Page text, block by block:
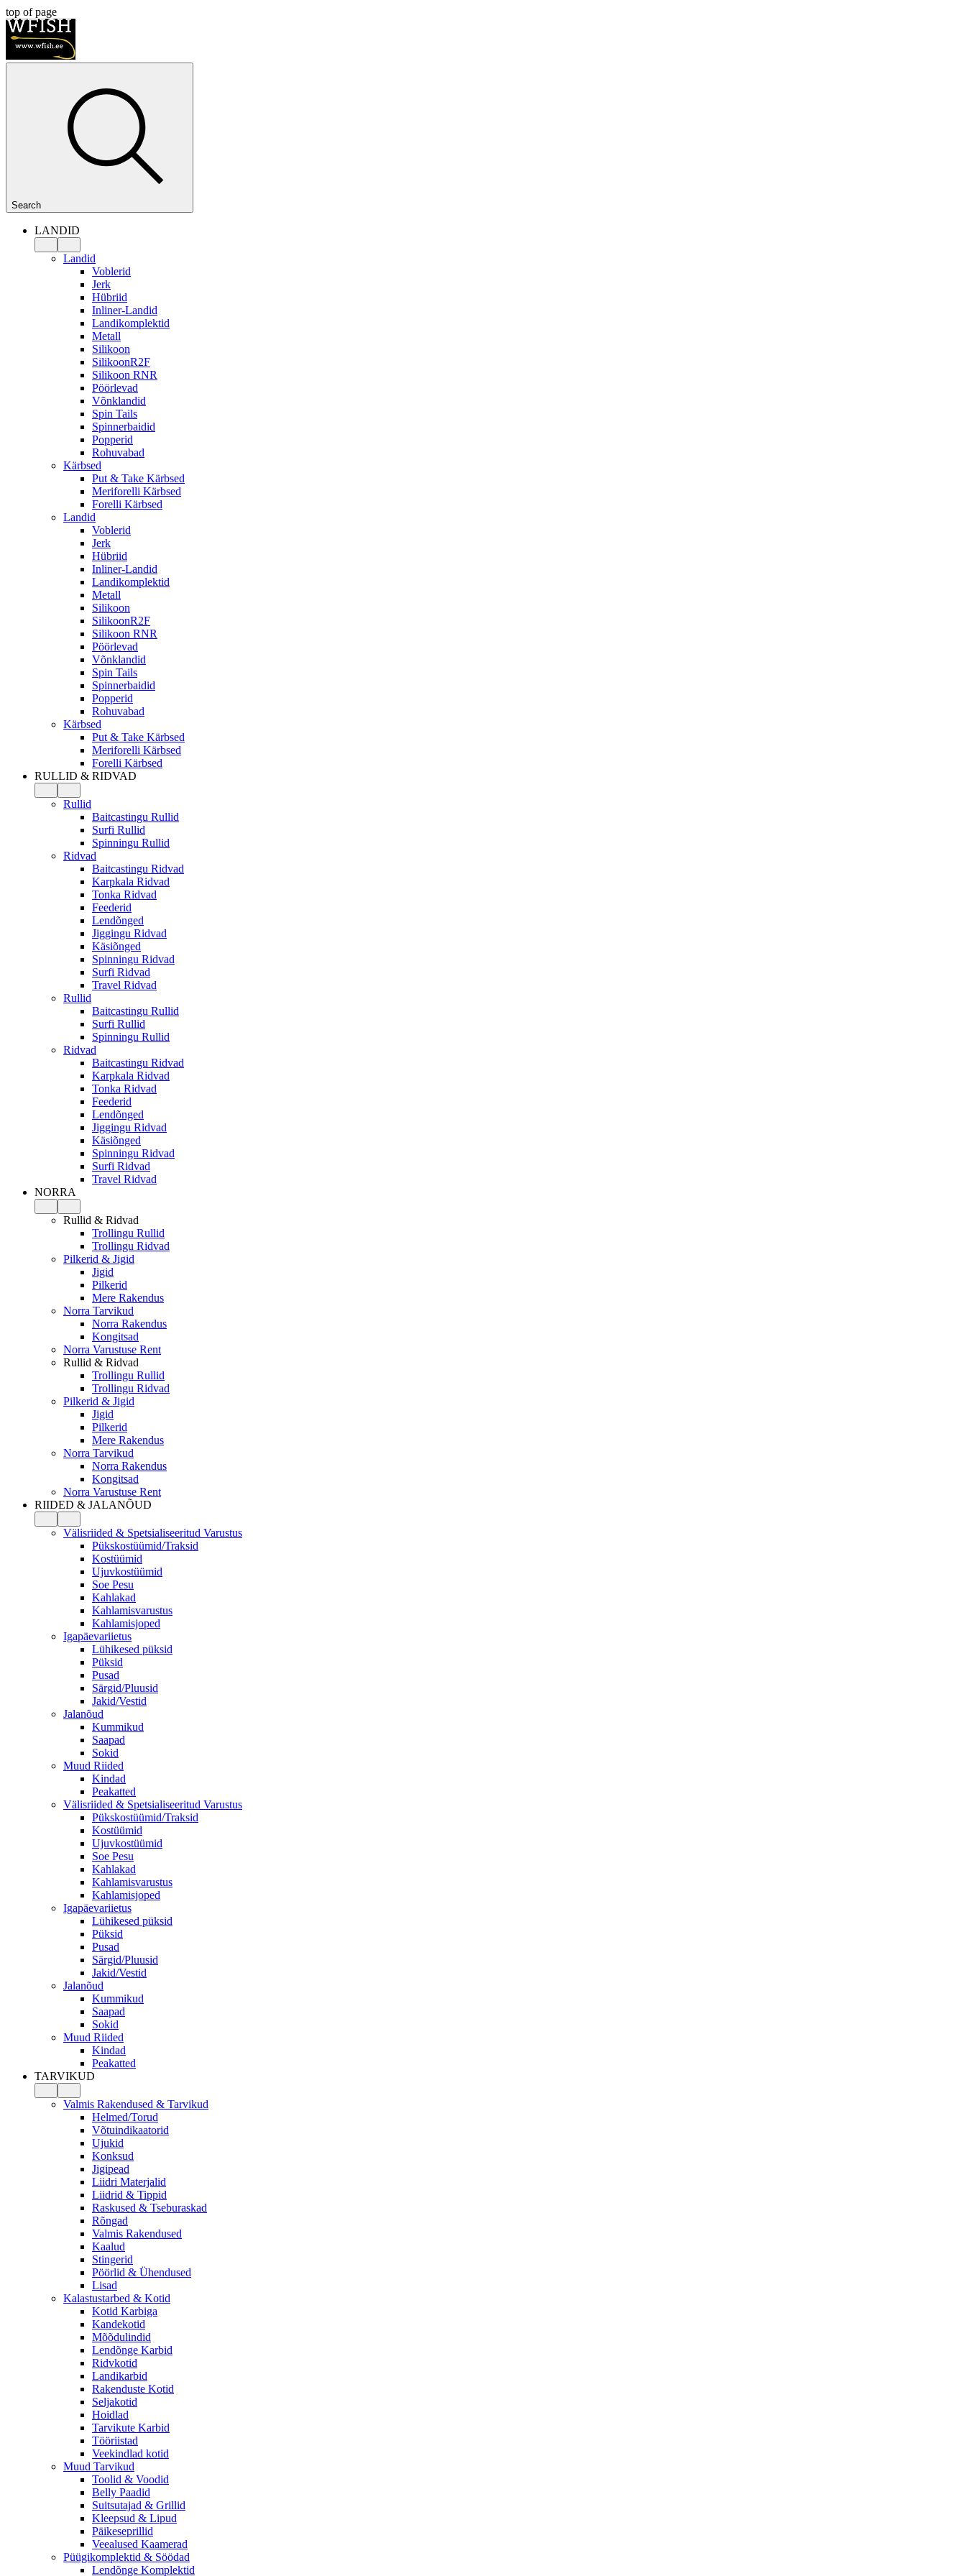
top of page
Search
LANDID
Landid
Voblerid
Jerk
Hübriid
Inliner-Landid
Landikomplektid
Metall
Silikoon
SilikoonR2F
Silikoon RNR
Pöörlevad
Võnklandid
Spin Tails
Spinnerbaidid
Popperid
Rohuvabad
Kärbsed
Put & Take Kärbsed
Meriforelli Kärbsed
Forelli Kärbsed
Landid
Voblerid
Jerk
Hübriid
Inliner-Landid
Landikomplektid
Metall
Silikoon
SilikoonR2F
Silikoon RNR
Pöörlevad
Võnklandid
Spin Tails
Spinnerbaidid
Popperid
Rohuvabad
Kärbsed
Put & Take Kärbsed
Meriforelli Kärbsed
Forelli Kärbsed
RULLID & RIDVAD
Rullid
Baitcastingu Rullid
Surfi Rullid
Spinningu Rullid
Ridvad
Baitcastingu Ridvad
Karpkala Ridvad
Tonka Ridvad
Feederid
Lendõnged
Jiggingu Ridvad
Käsiõnged
Spinningu Ridvad
Surfi Ridvad
Travel Ridvad
Rullid
Baitcastingu Rullid
Surfi Rullid
Spinningu Rullid
Ridvad
Baitcastingu Ridvad
Karpkala Ridvad
Tonka Ridvad
Feederid
Lendõnged
Jiggingu Ridvad
Käsiõnged
Spinningu Ridvad
Surfi Ridvad
Travel Ridvad
NORRA
Rullid & Ridvad
Trollingu Rullid
Trollingu Ridvad
Pilkerid & Jigid
Jigid
Pilkerid
Mere Rakendus
Norra Tarvikud
Norra Rakendus
Kongitsad
Norra Varustuse Rent
Rullid & Ridvad
Trollingu Rullid
Trollingu Ridvad
Pilkerid & Jigid
Jigid
Pilkerid
Mere Rakendus
Norra Tarvikud
Norra Rakendus
Kongitsad
Norra Varustuse Rent
RIIDED & JALANÕUD
Välisriided & Spetsialiseeritud Varustus
Pükskostüümid/Traksid
Kostüümid
Ujuvkostüümid
Soe Pesu
Kahlakad
Kahlamisvarustus
Kahlamisjoped
Igapäevariietus
Lühikesed püksid
Püksid
Pusad
Särgid/Pluusid
Jakid/Vestid
Jalanõud
Kummikud
Saapad
Sokid
Muud Riided
Kindad
Peakatted
Välisriided & Spetsialiseeritud Varustus
Pükskostüümid/Traksid
Kostüümid
Ujuvkostüümid
Soe Pesu
Kahlakad
Kahlamisvarustus
Kahlamisjoped
Igapäevariietus
Lühikesed püksid
Püksid
Pusad
Särgid/Pluusid
Jakid/Vestid
Jalanõud
Kummikud
Saapad
Sokid
Muud Riided
Kindad
Peakatted
TARVIKUD
Valmis Rakendused & Tarvikud
Helmed/Torud
Võtuindikaatorid
Ujukid
Konksud
Jigipead
Liidri Materjalid
Liidrid & Tippid
Raskused & Tseburaskad
Rõngad
Valmis Rakendused
Kaalud
Stingerid
Pöörlid & Ühendused
Lisad
Kalastustarbed & Kotid
Kotid Karbiga
Kandekotid
Mõõdulindid
Lendõnge Karbid
Ridvkotid
Landikarbid
Rakenduste Kotid
Seljakotid
Hoidlad
Tarvikute Karbid
Tööriistad
Veekindlad kotid
Muud Tarvikud
Toolid & Voodid
Belly Paadid
Suitsutajad & Grillid
Kleepsud & Lipud
Päikeseprillid
Veealused Kaamerad
Püügikomplektid & Söödad
Lendõnge Komplektid